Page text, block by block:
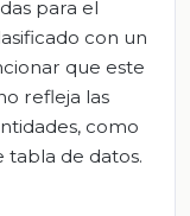
para el
con un
que este
refleja las
como
tabla de datos.